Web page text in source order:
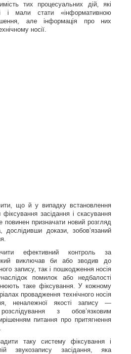
тих процесуальних дій, які
і мали стати «інформативною
але інформація про них
носії.
що й у випадку встановлення
засідання і скасування
повинен призначати новий розгляд
дослідивши докази, зобов’язаний
ефективний контроль за
виключав би або зводив до
запису, так і пошкодження носія
помилок або недбалості
таке фіксування. У кожному
провадження технічного носія
неналежної якості запису —
з обов’язковим
питання про притягнення
таку систему фіксування і
звукозапису засідання, яка